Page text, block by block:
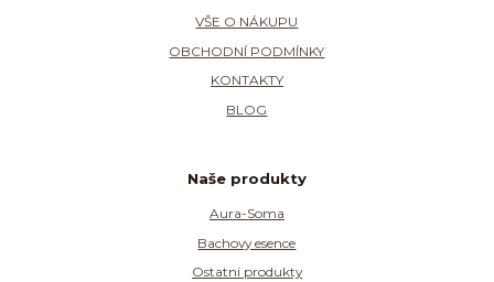
VŠE O NÁKUPU
OBCHODNÍ PODMÍNKY
KONTAKTY
BLOG
Naše produkty
Aura-Soma
Bachovy esence
Ostatní produkty